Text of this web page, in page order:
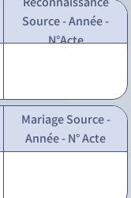
Source - Année -
N°Acte
Mariage Source -
Année - N° Acte